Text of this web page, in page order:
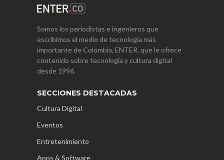
Somos los periodistas e ingenieros que
escribimos el medio de tecnología más
importante de Colombia, ENTER, que le ofrece
contenido sobre tecnología y cultura digital
desde 1996.
SECCIONES DESTACADAS
Cultura Digital
Eventos
Entretenimiento
Apps & Software